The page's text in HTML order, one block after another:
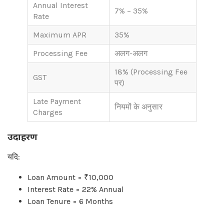
Annual Interest
Rate
7% – 35%
Maximum APR
35%
Processing Fee
अलग-अलग
GST
18% (Processing Fee
पर)
Late Payment
Charges
नियमों के अनुसार
उदाहरण
यदि:
Loan Amount = ₹10,000
Interest Rate = 22% Annual
Loan Tenure = 6 Months